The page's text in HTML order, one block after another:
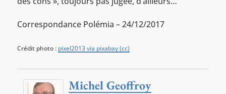
Correspondance Polémia – 24/12/2017
Crédit photo : pixel2013 via pixabay (cc)
Michel Geoffroy